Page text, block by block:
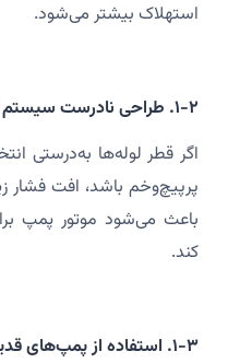
استهلاک بیشتر می‌شود.
۱-۲. طراحی نادرست سیستم لوله‌کشی
اگر قطر لوله‌ها به‌درستی
پرپیچ‌وخم باشد، افت فشار
باعث می‌شود موتور پمپ
کند.
۱-۳. استفاده از پمپ‌های قدیمی و کم‌بازده